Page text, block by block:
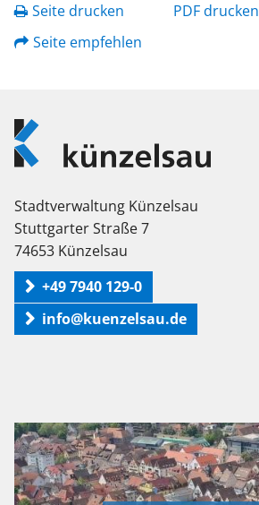
Seite drucken
PDF drucken
Seite empfehlen
Logo
Künzelsau
Stadtverwaltung Künzelsau
Stuttgarter Straße 7
74653 Künzelsau
+49 7940 129-0
info@kuenzelsau.de